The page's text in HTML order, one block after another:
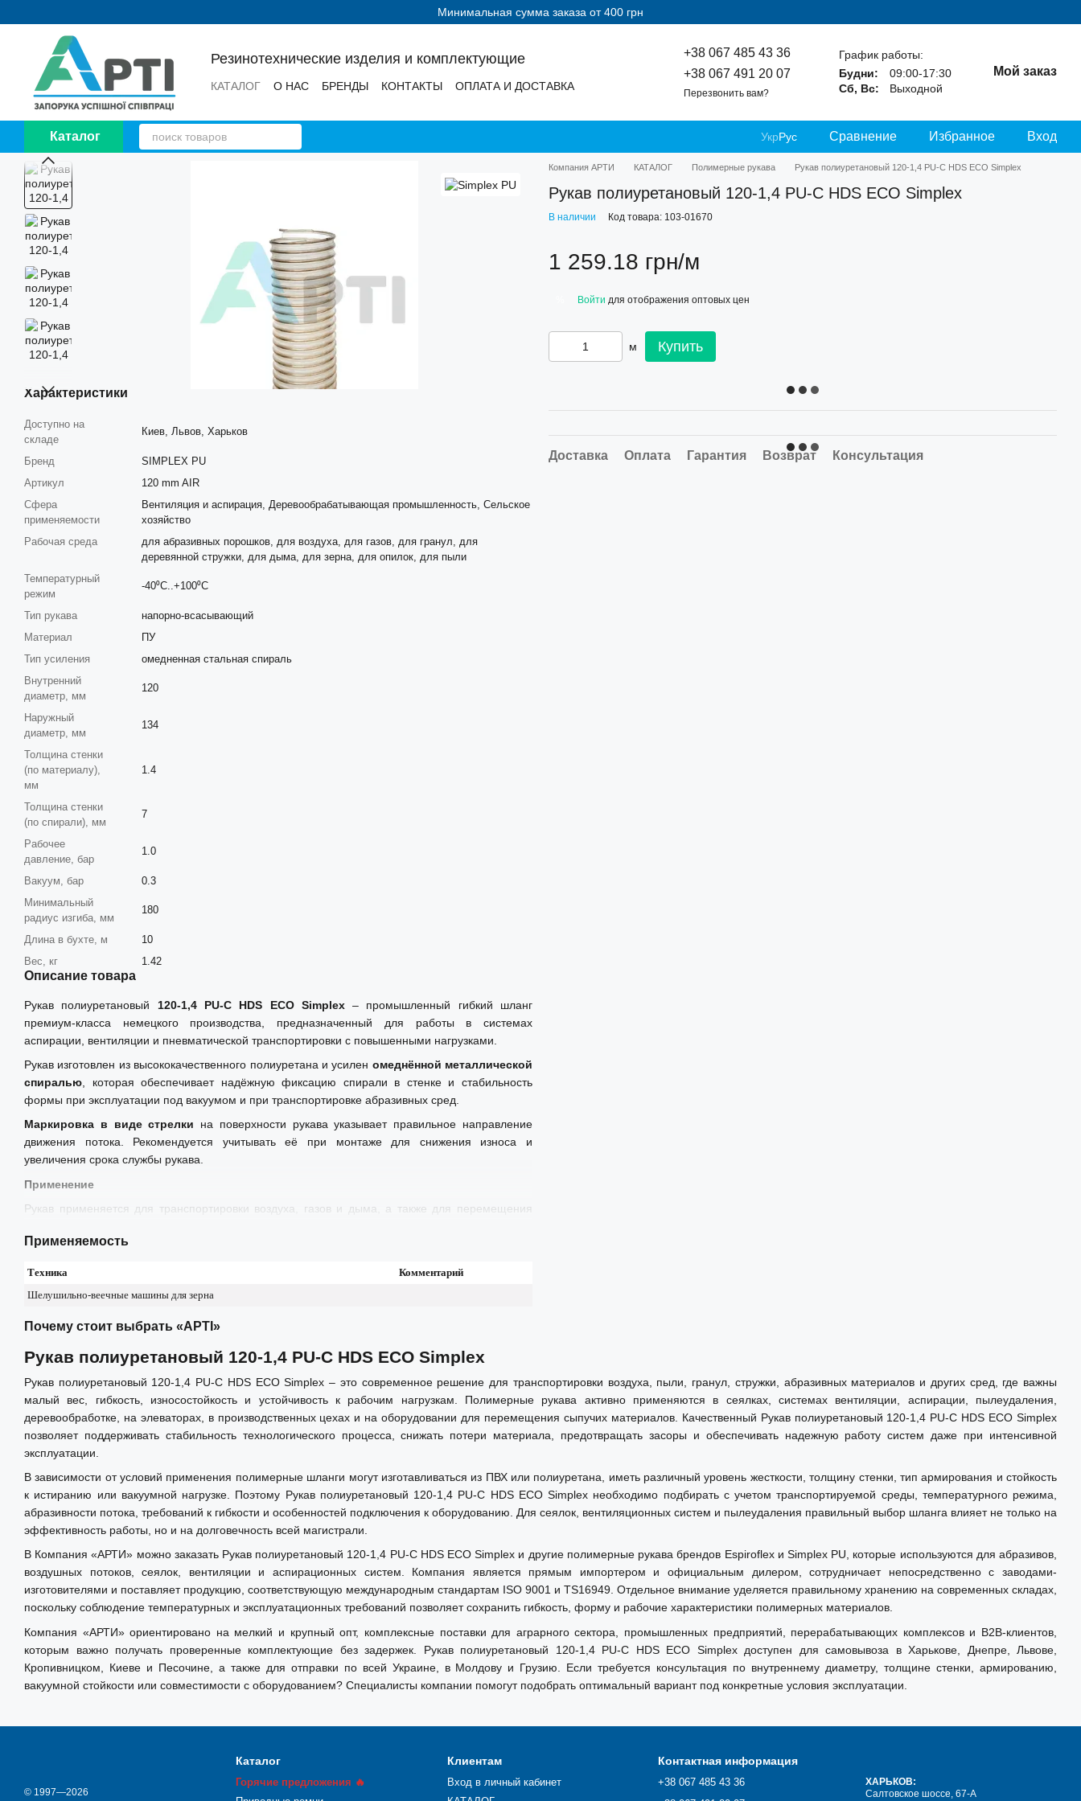
Минимальная сумма заказа от 400 грн
Резинотехнические изделия и комплектующие
КАТАЛОГ О НАС БРЕНДЫ КОНТАКТЫ
ОПЛАТА И ДОСТАВКА
+38 067 485 43 36
+38 067 491 20 07
Перезвонить вам?
График работы:
Будни:
09:00-17:30
Сб, Вс:
Выходной
Мой заказ
Каталог УкрРус Сравнение Избранное Вход
Характеристики
Доступно на
складе
Киев, Львов, Харьков
Бренд
SIMPLEX PU
Артикул
120 mm AIR
Сфера
применяемости
Вентиляция и аспирация, Деревообрабатывающая промышленность, Сельское
хозяйство
Рабочая среда
для абразивных порошков, для воздуха, для газов, для гранул, для
деревянной стружки, для дыма, для зерна, для опилок, для пыли
Температурный
режим
-40⁰С..+100⁰С
Тип рукава
напорно-всасывающий
Материал
ПУ
Тип усиления
омедненная стальная спираль
Внутренний
диаметр, мм
120
Наружный
диаметр, мм
134
Толщина стенки
(по материалу),
мм
1.4
Толщина стенки
(по спирали), мм
7
Рабочее
давление, бар
1.0
Вакуум, бар
0.3
Минимальный
радиус изгиба, мм
180
Длина в бухте, м
10
Вес, кг
1.42
Описание товара
Рукав полиуретановый 120-1,4 PU-C HDS ECO Simplex– промышленный гибкий шланг
премиум-класса немецкого производства, предназначенный для работы в системах
аспирации, вентиляции и пневматической транспортировки с повышенными нагрузками.
Рукав изготовлен из высококачественного полиуретана и усилен омеднённой металлической
спиралью , которая обеспечивает надёжную фиксацию спирали в стенке и стабильность
формы при эксплуатации под вакуумом и при транспортировке абразивных сред.
Маркировка в виде стрелки на поверхности рукава указывает правильное направление
движения потока. Рекомендуется учитывать её при монтаже для снижения износа и
увеличения срока службы рукава.
Применение
Рукав применяется для транспортировки воздуха, газов и дыма, а также для перемещения
Используется в следующем оборудовани и установках:
• Стационарные и мобильные аспирационные установки.
• Системы удаления стружки и пыли на деревообрабатывающих станках: пилорамы,
• Пневмотранспортные линии на элеваторах и комбикормовых заводах.
• Промышленные вентиляционные системы.
• Промышленные пылесосы и центральные системы удаления отходов.
• Оборудование для переработки и транспортировки сыпучих материалов.
Рукав рекомендуется для применения в условиях, где требуется высокая абразивостойкость,
стабильная форма и длительный ресурс при постоянной нагрузке.
Техническая информация
Внутренний диаметр: 120 мм.
Толщина стенки по материалу: 1,4 мм.
Внутренняя поверхность: гладкая.
Температурный диапазон: от -40°C до +100°C.
Производитель: Simplex (Германия).
Применяемость
Техника
Комментарий
Шелушильно-веечные машины для зерна
Компания АРТИ КАТАЛОГ Полимерные рукава Рукав полиуретановый 120-1,4 PU-C HDS ECO Simplex
Рукав полиуретановый 120-1,4 PU-C HDS ECO Simplex
В наличии Код товара: 103-01670
1 259.18 грн/м
Войти для отображения оптовых цен
м Купить
Доставка Оплата Гарантия Возврат Консультация
Почему стоит выбрать «АРТІ»
Рукав полиуретановый 120-1,4 PU-C HDS ECO Simplex
Рукав полиуретановый 120-1,4 PU-C HDS ECO Simplex – это современное решение для транспортировки воздуха, пыли, гранул, стружки, абразивных материалов и других сред, где важны
малый вес, гибкость, износостойкость и устойчивость к рабочим нагрузкам. Полимерные рукава активно применяются в сеялках, системах вентиляции, аспирации, пылеудаления,
деревообработке, на элеваторах, в производственных цехах и на оборудовании для перемещения сыпучих материалов. Качественный Рукав полиуретановый 120-1,4 PU-C HDS ECO Simplex
позволяет поддерживать стабильность технологического процесса, снижать потери материала, предотвращать засоры и обеспечивать надежную работу систем даже при интенсивной
эксплуатации.
В зависимости от условий применения полимерные шланги могут изготавливаться из ПВХ или полиуретана, иметь различный уровень жесткости, толщину стенки, тип армирования и стойкость
к истиранию или вакуумной нагрузке. Поэтому Рукав полиуретановый 120-1,4 PU-C HDS ECO Simplex необходимо подбирать с учетом транспортируемой среды, температурного режима,
абразивности потока, требований к гибкости и особенностей подключения к оборудованию. Для сеялок, вентиляционных систем и пылеудаления правильный выбор шланга влияет не только на
эффективность работы, но и на долговечность всей магистрали.
В Компания «АРТИ» можно заказать Рукав полиуретановый 120-1,4 PU-C HDS ECO Simplex и другие полимерные рукава брендов Espiroflex и Simplex PU, которые используются для абразивов,
воздушных потоков, сеялок, вентиляции и аспирационных систем. Компания является прямым импортером и официальным дилером, сотрудничает непосредственно с заводами-
изготовителями и поставляет продукцию, соответствующую международным стандартам ISO 9001 и TS16949. Отдельное внимание уделяется правильному хранению на современных складах,
поскольку соблюдение температурных и эксплуатационных требований позволяет сохранить гибкость, форму и рабочие характеристики полимерных материалов.
Компания «АРТИ» ориентировано на мелкий и крупный опт, комплексные поставки для аграрного сектора, промышленных предприятий, перерабатывающих комплексов и B2B-клиентов,
которым важно получать проверенные комплектующие без задержек. Рукав полиуретановый 120-1,4 PU-C HDS ECO Simplex доступен для самовывоза в Харькове, Днепре, Львове,
Кропивницком, Киеве и Песочине, а также для отправки по всей Украине, в Молдову и Грузию. Если требуется консультация по внутреннему диаметру, толщине стенки, армированию,
вакуумной стойкости или совместимости с оборудованием? Специалисты компании помогут подобрать оптимальный вариант под конкретные условия эксплуатации.
© 1997—2026
Каталог
Горячие предложения 🔥
Клиентам
Вход в личный кабинет
Контактная информация
+38 067 485 43 36
ХАРЬКОВ:
Салтовское шоссе, 67-А